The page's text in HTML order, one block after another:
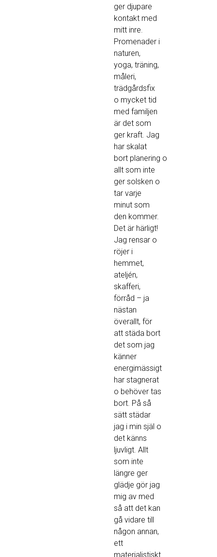
ger djupare
kontakt med
mitt inre.
Promenader i
naturen,
yoga, träning,
måleri,
trädgårdsfix
o mycket tid
med familjen
är det som
ger kraft. Jag
har skalat
bort planering o
allt som inte
ger solsken o
tar varje
minut som
den kommer.
Det är härligt!
Jag rensar o
röjer i
hemmet,
ateljén,
skafferi,
förråd – ja
nästan
överallt, för
att städa bort
det som jag
känner
energimässigt
har stagnerat
o behöver tas
bort. På så
sätt städar
jag i min själ o
det känns
ljuvligt. Allt
som inte
längre ger
glädje gör jag
mig av med
så att det kan
gå vidare till
någon annan,
ett
materialistiskt